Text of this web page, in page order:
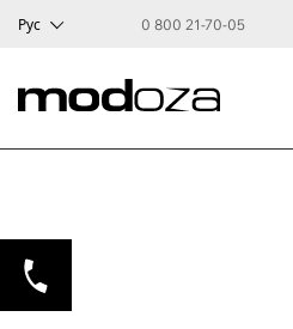
Рус 0 800 21-70-05